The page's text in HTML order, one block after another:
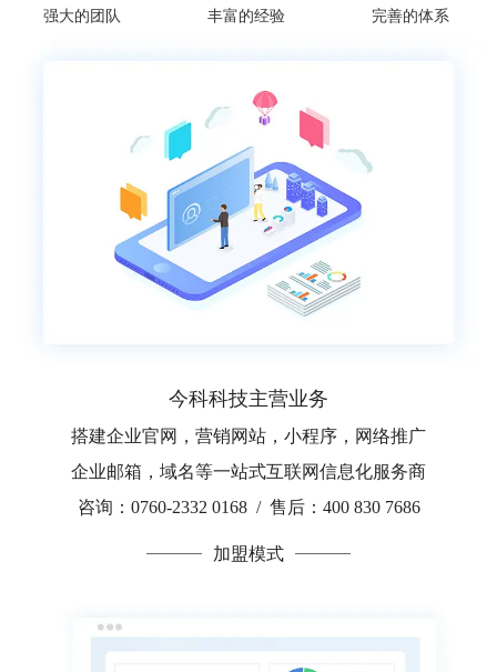
强大的团队 丰富的经验 完善的体系
今科科技主营业务
搭建企业官网，营销网站，小程序，网络推广
企业邮箱，域名等一站式互联网信息化服务商
咨询：0760-2332 0168 / 售后：400 830 7686
加盟模式